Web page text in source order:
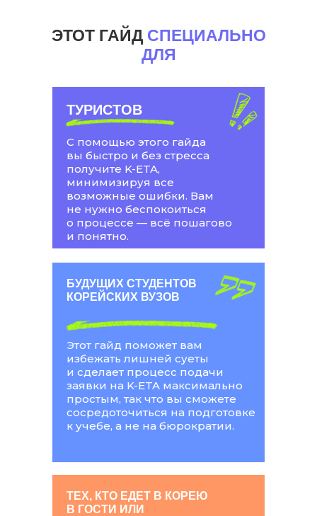
ЭТОТ ГАЙД СПЕЦИАЛЬНО
ДЛЯ
ТУРИСТОВ
С помощью этого гайда
вы быстро и без стресса
получите K-ETA,
минимизируя все
возможные ошибки. Вам
не нужно беспокоиться
о процессе — всё пошагово
и понятно.
БУДУЩИХ СТУДЕНТОВ
КОРЕЙСКИХ ВУЗОВ
Этот гайд поможет вам
избежать лишней суеты
и сделает процесс подачи
заявки на K-ETA максимально
простым, так что вы сможете
сосредоточиться на подготовке
к учебе, а не на бюрократии.
ТЕХ, КТО ЕДЕТ В КОРЕЮ
В ГОСТИ ИЛИ